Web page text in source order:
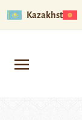
Kazakhstan